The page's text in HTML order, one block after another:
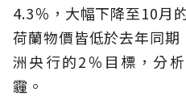
4.3％，大幅下降至10月
荷蘭物價皆低於去年同
洲央行的2％目標，分
霾。